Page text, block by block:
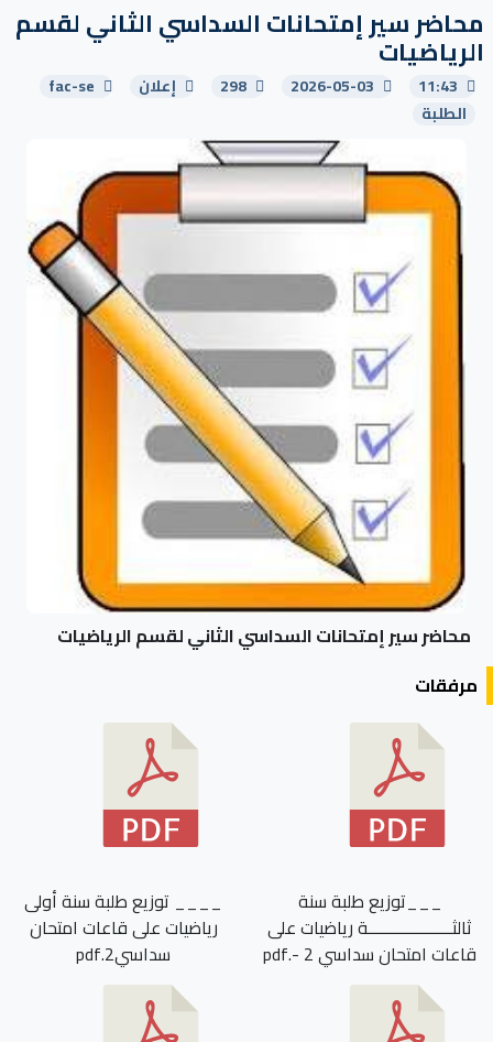
محاضر سير إمتحانات السداسي الثاني لقسم
الرياضيات
11:43
2026-05-03
298 إعلان
fac-se
الطلبة
محاضر سير إمتحانات السداسي الثاني لقسم الرياضيات
مرفقات
___توزيع طلبة سنة
ثالثـــــــــــــــــــة رياضيات على
قاعات امتحان سداسي 2 -.pdf
____ توزيع طلبة سنة أولى
رياضيات على قاعات امتحان
سداسي2.pdf